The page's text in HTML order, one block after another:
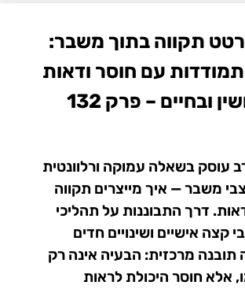
תקווה בתוך משבר:
עם חוסר ודאות
ובחיים – פרק 132
עוסק בשאלה עמוקה ורלוונטית
משבר — איך מייצרים תקווה
דרך התבוננות על תהליכי
קצה אישיים ושינויים חדים
תובנה מרכזית: הבעיה אינה רק
אלא חוסר היכולת לראות